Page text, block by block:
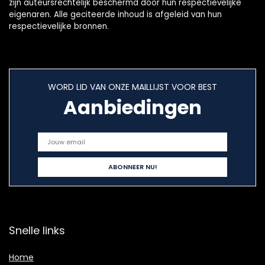
zijn auteursrechtelijk beschermd door hun respectievelijke
eigenaren. Alle geciteerde inhoud is afgeleid van hun
respectievelijke bronnen.
WORD LID VAN ONZE MAILLIJST VOOR BEST
Aanbiedingen
Snelle links
Home